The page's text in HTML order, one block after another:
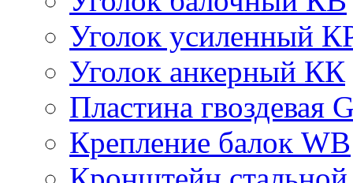
Уголок усиленный
Уголок анкерный КК
Пластина гвоздевая
Крепление балок WB